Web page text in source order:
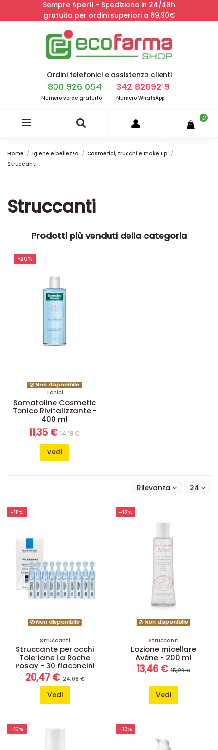
Sempre Aperti - Spedizione in 24/48h
gratuita per ordini superiori a 69,90€
Ordini telefonici e assistenza clienti
800 926 054
Numero verde gratuito
342 8269219
Numero WhatsApp
0
Home Igiene e bellezza
Cosmetici, trucchi e make up
Struccanti
Struccanti
Prodotti più venduti della categoria
Non disponibile
Tonici
Somatoline Cosmetic
Tonico Rivitalizzante -
400 ml
11,35 € 14,19 €
Vedi
-20%
Rilevanza 24
-15%
Non disponibile
Struccanti
Struccante per occhi
Toleriane La Roche
Posay - 30 flaconcini
20,47 €24,08 €
Vedi
-12%
Non disponibile
Struccanti
Lozione micellare
Avène - 200 ml
13,46 €15,29 €
Vedi
-13% -13%